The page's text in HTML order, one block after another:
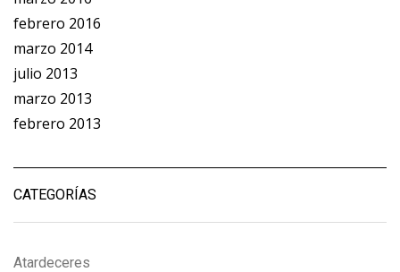
febrero 2016
marzo 2014
julio 2013
marzo 2013
febrero 2013
CATEGORÍAS
Atardeceres